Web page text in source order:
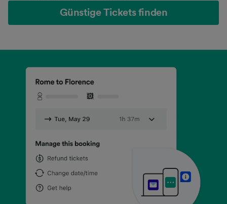
Günstige Tickets finden